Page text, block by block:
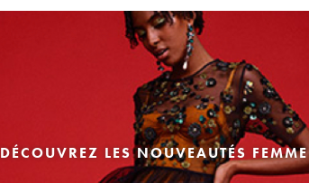
DÉCOUVREZ LES NOUVEAUTÉS FEMME